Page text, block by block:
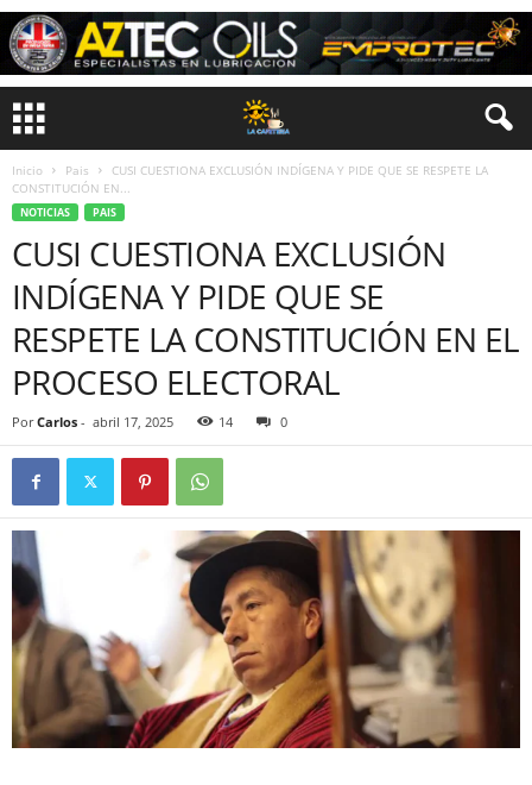
Inicio Pais
CUSI CUESTIONA EXCLUSIÓN INDÍGENA Y PIDE QUE SE RESPETE LA
CONSTITUCIÓN EN...
NOTICIAS PAIS
CUSI CUESTIONA EXCLUSIÓN
INDÍGENA Y PIDE QUE SE
RESPETE LA CONSTITUCIÓN EN EL
PROCESO ELECTORAL
Por Carlos - abril 17, 2025 14 0